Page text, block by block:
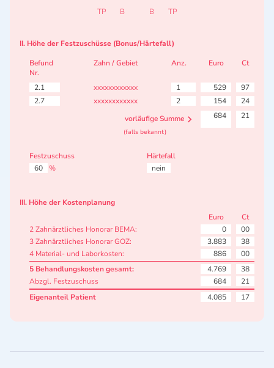
TP
B B TP
II. Höhe der Festzuschüsse (Bonus/Härtefall)
Befund
Nr.
Zahn / Gebiet Anz. Euro Ct
2.1 xxxxxxxxxxxx 1 529
97
2.7
xxxxxxxxxxxx 2 154
24
vorläufige Summe
684 21
(falls bekannt)
Festzuschuss
60
%
Härtefall
nein
III. Höhe der Kostenplanung
Euro
Ct
2 Zahnärztliches Honorar BEMA:
0
00
3 Zahnärztliches Honorar GOZ:
3.883
38
4 Material- und Laborkosten:
886
00
5 Behandlungskosten gesamt:
4.769
38
Abzgl. Festzuschuss
684
21
Eigenanteil Patient
4.085 17